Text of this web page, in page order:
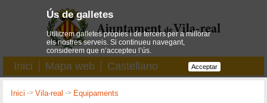
Inici Mapa web Castellano
Inici ->Vila-real -> Equipaments
Ús de galletes
Utilitzem galletes pròpies i de tercers per a millorar
els nostres serveis. Si continueu navegant,
considerem que n’accepteu l’ús.
Acceptar